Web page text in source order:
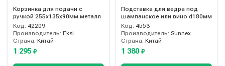
Корзинка для подачи с
ручкой 255х135х90мм металл
Код: 42209
Производитель: Eksi
Страна: Китай
1 295 ₽
Подставка для ведра под
шампанское или вино d180мм
Код: 4553
Производитель: Sunnex
Страна: Китай
1 380 ₽